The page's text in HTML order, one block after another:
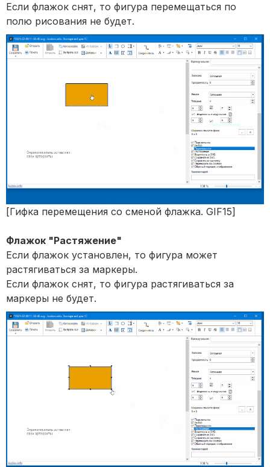
Если флажок снят, то фигура перемещаться по
полю рисования не будет.
[Гифка перемещения со сменой флажка. GIF15]
Флажок "Растяжение"
Если флажок установлен, то фигура может
растягиваться за маркеры.
Если флажок снят, то фигура растягиваться за
маркеры не будет.